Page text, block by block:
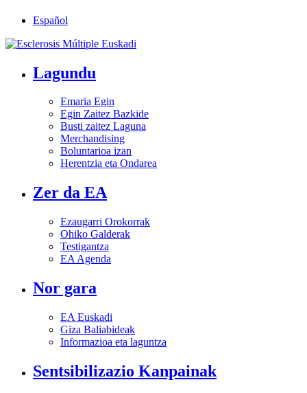
Español
Lagundu
Emaria Egin
Egin Zaitez Bazkide
Busti zaitez Laguna
Merchandising
Boluntarioa izan
Herentzia eta Ondarea
Zer da EA
Ezaugarri Orokorrak
Ohiko Galderak
Testigantza
EA Agenda
Nor gara
EA Euskadi
Giza Baliabideak
Informazioa eta laguntza
Sentsibilizazio Kanpainak